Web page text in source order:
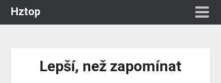
Hztop
Lepší, než zapomínat